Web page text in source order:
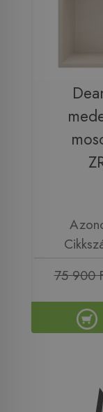
75 900